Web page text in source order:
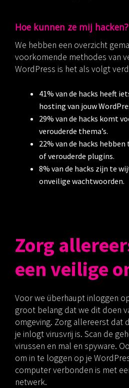
Hoe kunnen ze mij hacken?
We hebben een overzicht
voorkomende methodes van
WordPress is het als volgt
41% van de hacks heeft
hosting van jouw
29% van de hacks komt
verouderde thema’s.
22% van de hacks
of verouderde plugins.
8% van de hacks zijn te
onveilige wachtwoorden.
Zorg
een veilige
Voor we überhaupt inloggen
groot belang dat we dit doen
omgeving. Zorg allereerst dat
je inlogt virusvrij is. Scan de
virussen en mal en spyware.
om in te loggen op je
computer verbonden is met
netwerk.